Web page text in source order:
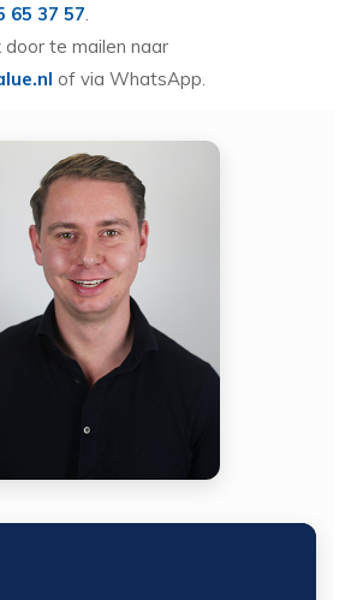
65 37 57
door te mailen naar
of via WhatsApp.